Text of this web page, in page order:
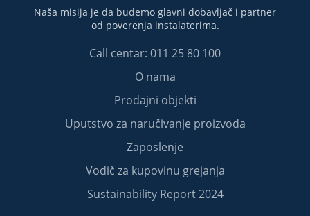
Naša misija je da budemo glavni dobavljač i partner
od poverenja instalaterima.
Call centar: 011 25 80 100
O nama
Prodajni objekti
Uputstvo za naručivanje proizvoda
Zaposlenje
Vodič za kupovinu grejanja
Sustainability Report 2024